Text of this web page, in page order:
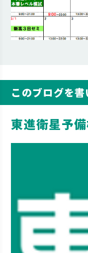
このブログを
東進衛星予